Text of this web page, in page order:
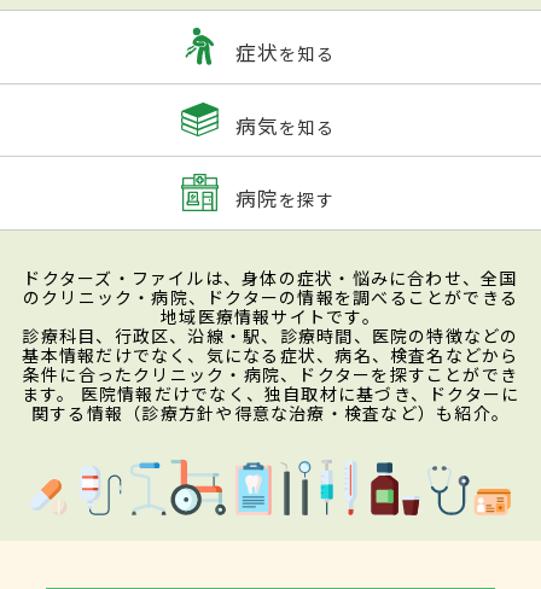
症状を知る
病気を知る
病院を探す
ドクターズ・ファイルは、身体の症状・悩みに合わせ、全国
のクリニック・病院、ドクターの情報を調べることができる
地域医療情報サイトです。
診療科目、行政区、沿線・駅、診療時間、医院の特徴などの
基本情報だけでなく、気になる症状、病名、検査名などから
条件に合ったクリニック・病院、ドクターを探すことができ
ます。 医院情報だけでなく、独自取材に基づき、ドクターに
関する情報（診療方針や得意な治療・検査など）も紹介。